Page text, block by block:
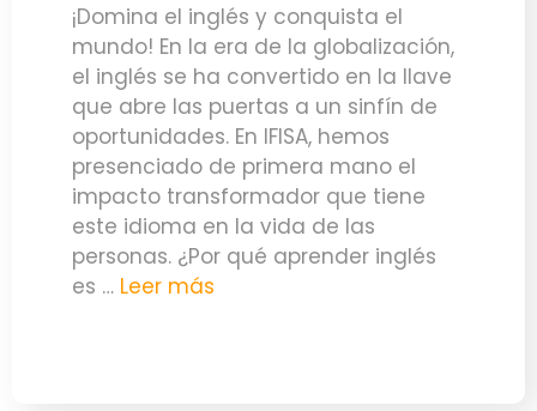
¡Domina el inglés y conquista el
mundo! En la era de la globalización,
el inglés se ha convertido en la llave
que abre las puertas a un sinfín de
oportunidades. En IFISA, hemos
presenciado de primera mano el
impacto transformador que tiene
este idioma en la vida de las
personas. ¿Por qué aprender inglés
es … Leer más